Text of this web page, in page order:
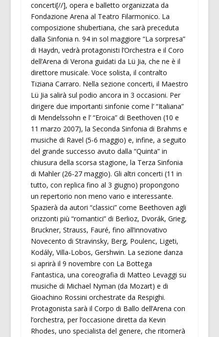
concerti[//], opera e balletto organizzata da
Fondazione Arena al Teatro Filarmonico. La
composizione shubertiana, che sarà preceduta
dalla Sinfonia n. 94 in sol maggiore “La sorpresa”
di Haydn, vedrà protagonisti l’Orchestra e il Coro
dell’Arena di Verona guidati da Lü Jia, che ne è il
direttore musicale. Voce solista, il contralto
Tiziana Carraro. Nella sezione concerti, il Maestro
Lü Jia salirà sul podio ancora in 3 occasioni. Per
dirigere due importanti sinfonie come l’ “Italiana”
di Mendelssohn e l’ “Eroica” di Beethoven (10 e
11 marzo 2007), la Seconda Sinfonia di Brahms e
musiche di Ravel (5-6 maggio) e, infine, a seguito
del grande successo avuto dalla “Quinta” in
chiusura della scorsa stagione, la Terza Sinfonia
di Mahler (26-27 maggio). Gli altri concerti (11 in
tutto, con replica fino al 3 giugno) propongono
un repertorio non meno vario e interessante.
Spazierà da autori “classici” come Beethoven agli
orizzonti più “romantici” di Berlioz, Dvorák, Grieg,
Bruckner, Strauss, Fauré, fino all’innovativo
Novecento di Stravinsky, Berg, Poulenc, Ligeti,
Kodály, Villa-Lobos, Gershwin. La sezione danza
si aprirà il 9 novembre con La Bottega
Fantastica, una coreografia di Matteo Levaggi su
musiche di Michael Nyman (da Mozart) e di
Gioachino Rossini orchestrate da Respighi.
Protagonista sarà il Corpo di Ballo dell’Arena con
l’orchestra, per l’occasione diretta da Kevin
Rhodes, uno specialista del genere, che ritornerà